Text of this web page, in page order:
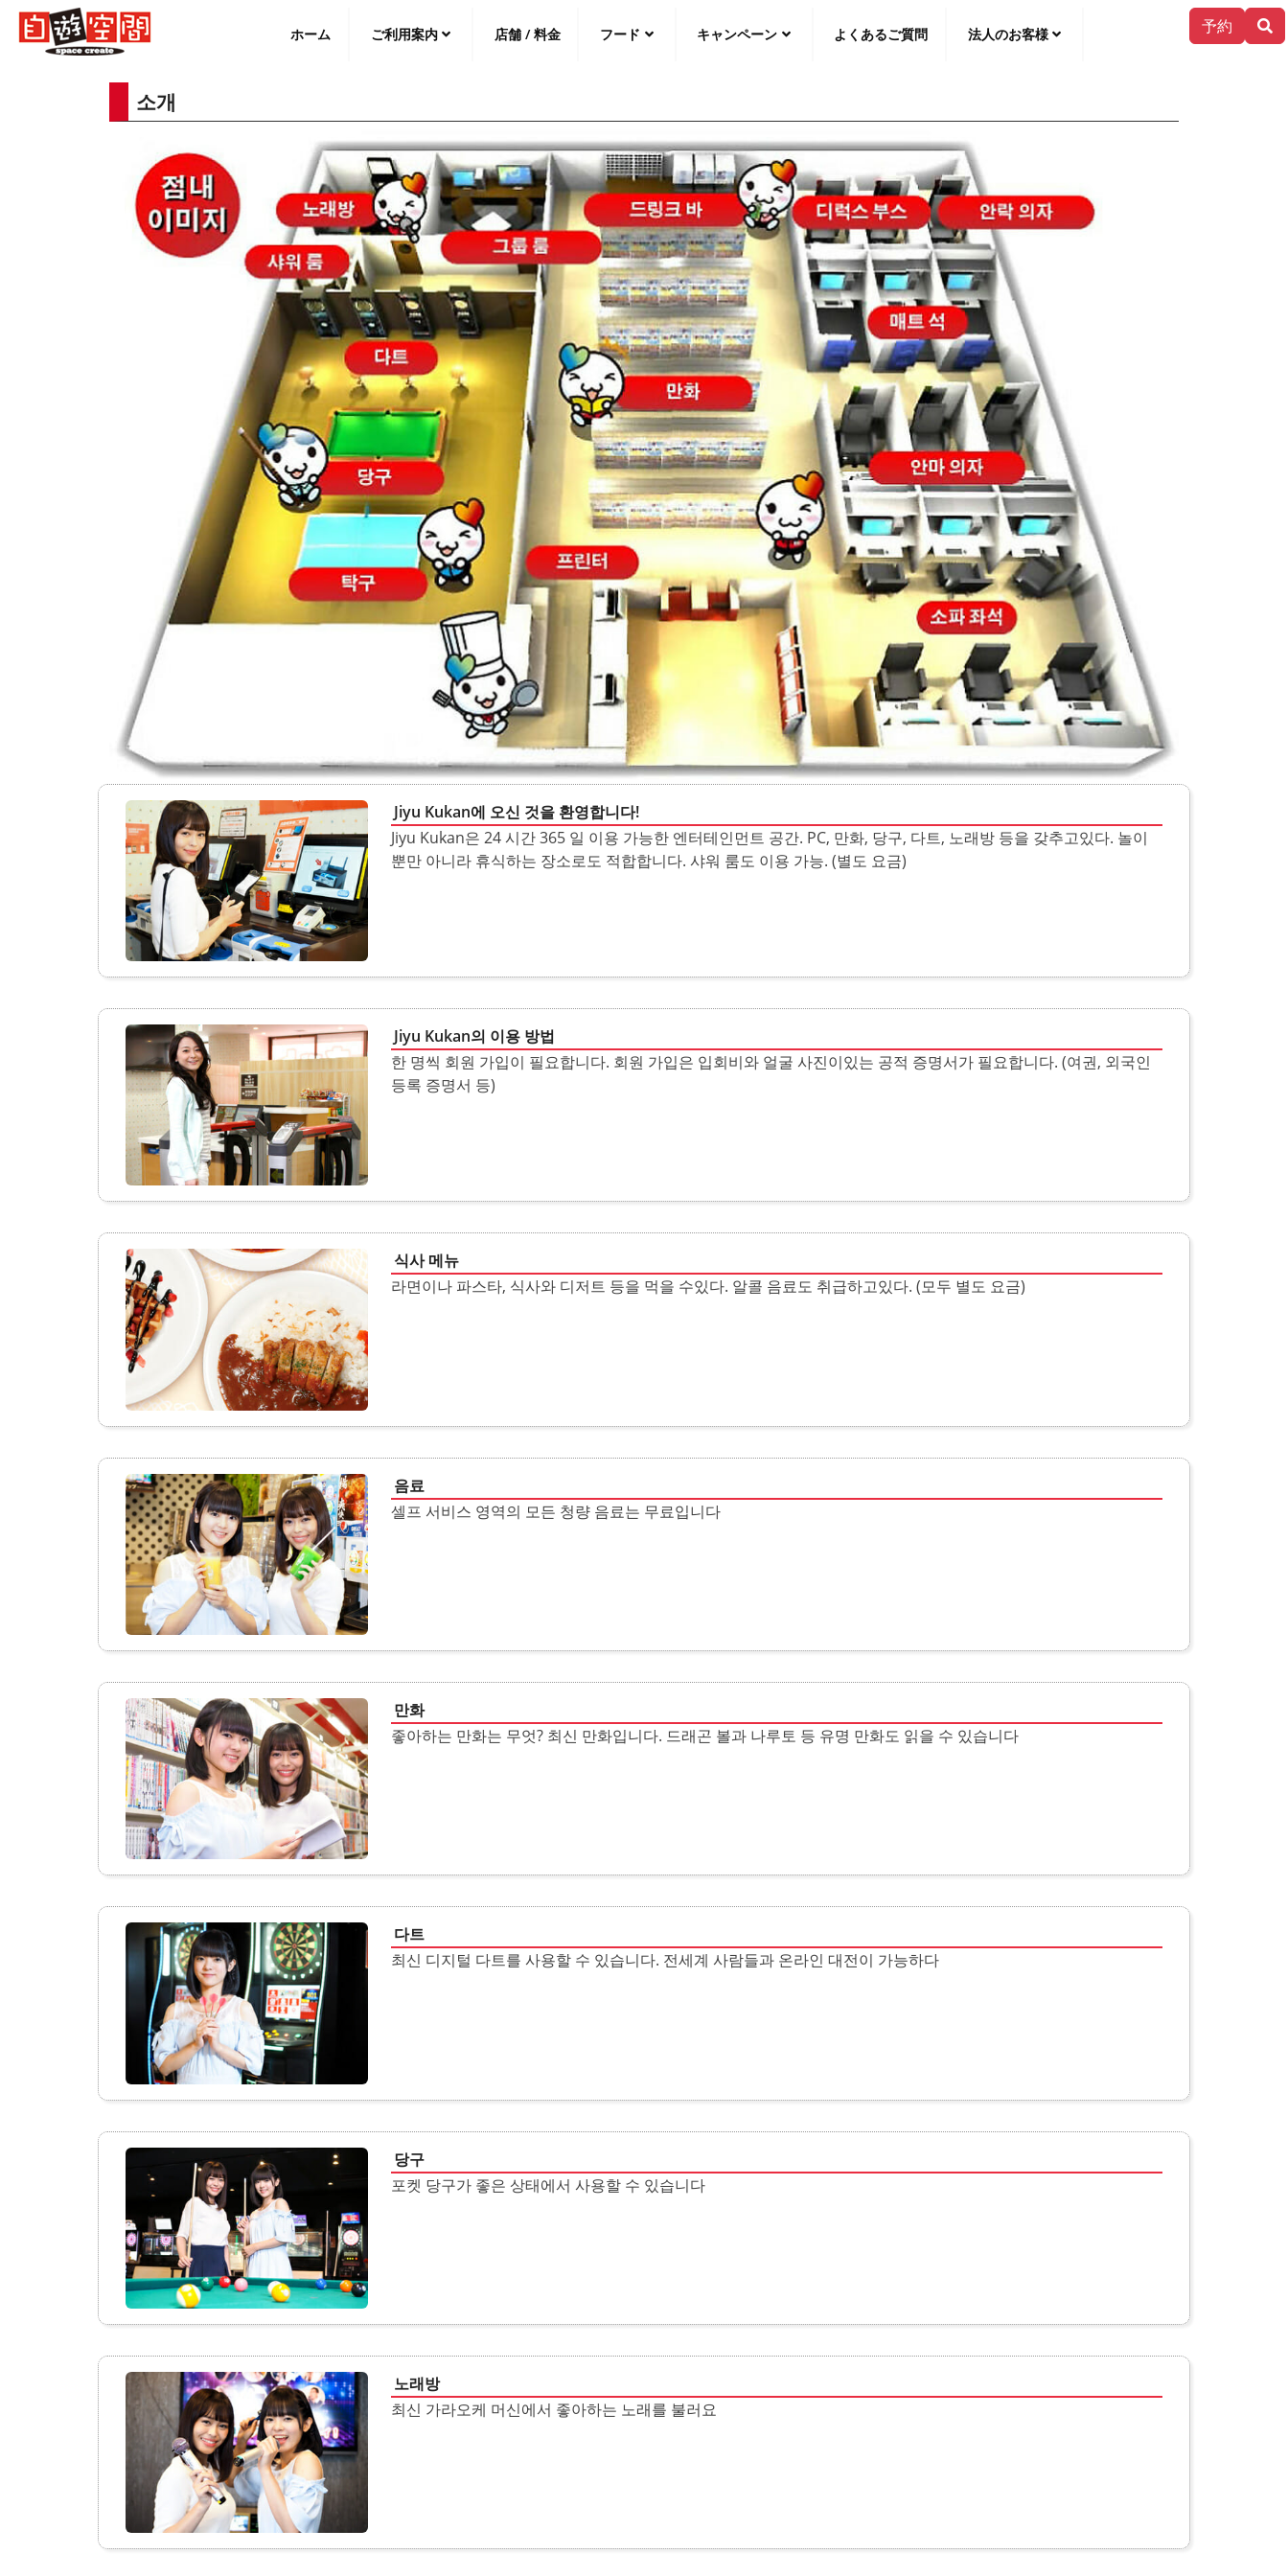
Skip
content
予約
ホーム ご利用案内 店舗 / 料金 フード キャンペーン よくあるご質問 法人のお客様
소개
Jiyu Kukan에 오신 것을 환영합니다!
Jiyu Kukan은 24 시간 365 일 이용 가능한 엔터테인먼트 공간. PC, 만화, 당구, 다트, 노래방 등을 갖추고있다. 놀이
뿐만 아니라 휴식하는 장소로도 적합합니다. 샤워 룸도 이용 가능. (별도 요금)
Jiyu Kukan의 이용 방법
한 명씩 회원 가입이 필요합니다. 회원 가입은 입회비와 얼굴 사진이있는 공적 증명서가 필요합니다. (여권, 외국인
등록 증명서 등)
식사 메뉴
라면이나 파스타, 식사와 디저트 등을 먹을 수있다. 알콜 음료도 취급하고있다. (모두 별도 요금)
음료
셀프 서비스 영역의 모든 청량 음료는 무료입니다
만화
좋아하는 만화는 무엇? 최신 만화입니다. 드래곤 볼과 나루토 등 유명 만화도 읽을 수 있습니다
다트
최신 디지털 다트를 사용할 수 있습니다. 전세계 사람들과 온라인 대전이 가능하다
당구
포켓 당구가 좋은 상태에서 사용할 수 있습니다
노래방
최신 가라오케 머신에서 좋아하는 노래를 불러요
日本語